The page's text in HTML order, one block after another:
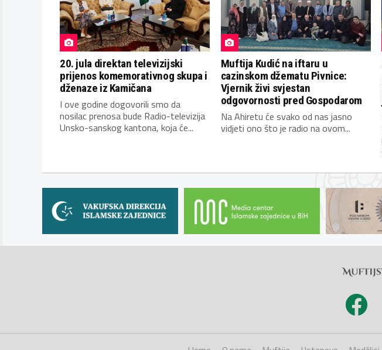
20. jula direktan televizijski
prijenos komemorativnog skupa i
dženaze iz Kamičana
I ove godine dogovorili smo da
nosilac prenosa bude Radio-televizija
Unsko-sanskog kantona, koja će...
Muftija Kudić na iftaru u
cazinskom džematu Pivnice:
Vjernik živi svjestan
odgovornosti pred Gospodarom
Na Ahiretu će svako od nas jasno
vidjeti ono što je radio na ovom...